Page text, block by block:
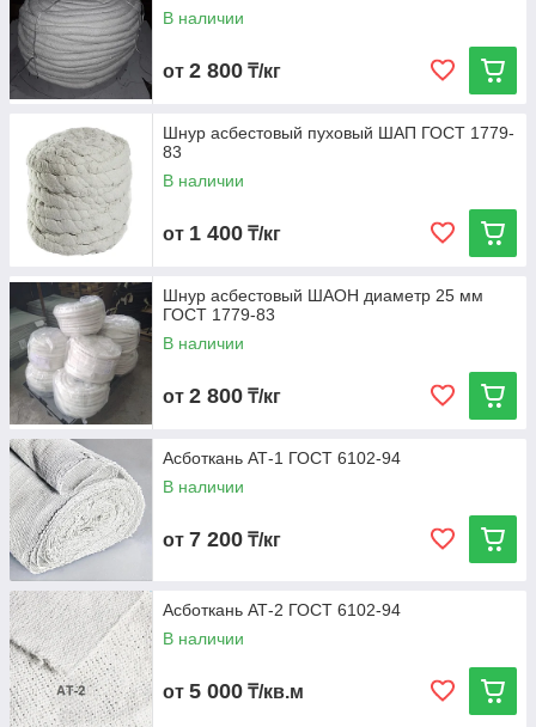
В наличии
от 2 800 ₸/кг
Шнур асбестовый пуховый ШАП ГОСТ 1779-
83
В наличии
от 1 400 ₸/кг
Шнур асбестовый ШАОН диаметр 25 мм
ГОСТ 1779-83
В наличии
от 2 800 ₸/кг
Асботкань АТ-1 ГОСТ 6102-94
В наличии
от 7 200 ₸/кг
Асботкань АТ-2 ГОСТ 6102-94
В наличии
от 5 000 ₸/кв.м